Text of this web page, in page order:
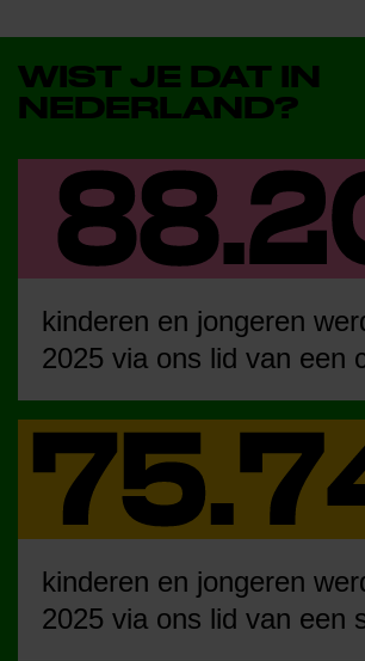
WIST JE DAT IN
NEDERLAND?
kinderen en jongeren
2025 via ons lid van een
kinderen en jongeren
2025 via ons lid van een